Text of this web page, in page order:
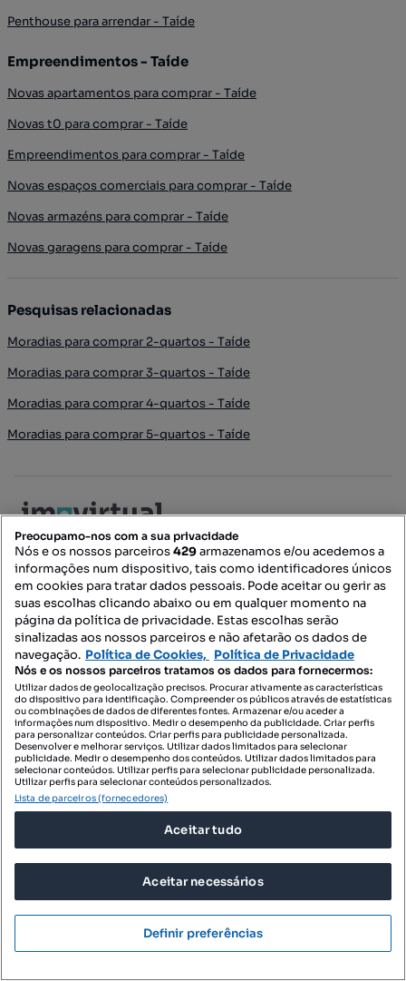
Penthouse para arrendar - Taíde
Empreendimentos - Taíde
Novas apartamentos para comprar - Taíde
Novas t0 para comprar - Taíde
Empreendimentos para comprar - Taíde
Novas espaços comerciais para comprar - Taíde
Novas armazéns para comprar - Taíde
Novas garagens para comprar - Taíde
Pesquisas relacionadas
Moradias para comprar 2-quartos - Taíde
Moradias para comprar 3-quartos - Taíde
Moradias para comprar 4-quartos - Taíde
Moradias para comprar 5-quartos - Taíde
Sobre o Imovirtual
Para Profissionais
Notícias
PORTAIS
Mapa do Site
Contacte-nos
SIGA-NOS:
Preocupamo-nos com a sua privacidade
Nós e os nossos parceiros429armazenamos e/ou acedemos a
informações num dispositivo, tais como identificadores únicos
em cookies para tratar dados pessoais. Pode aceitar ou gerir as
suas escolhas clicando abaixo ou em qualquer momento na
página da política de privacidade. Estas escolhas serão
sinalizadas aos nossos parceiros e não afetarão os dados de
navegação. Política de Cookies, Política de Privacidade
Nós e os nossos parceiros tratamos os dados para fornecermos:
Utilizar dados de geolocalização precisos. Procurar ativamente as características
do dispositivo para identificação. Compreender os públicos através de estatísticas
ou combinações de dados de diferentes fontes. Armazenar e/ou aceder a
informações num dispositivo. Medir o desempenho da publicidade. Criar perfis
para personalizar conteúdos. Criar perfis para publicidade personalizada.
Desenvolver e melhorar serviços. Utilizar dados limitados para selecionar
publicidade. Medir o desempenho dos conteúdos. Utilizar dados limitados para
selecionar conteúdos. Utilizar perfis para selecionar publicidade personalizada.
Utilizar perfis para selecionar conteúdos personalizados.
Lista de parceiros (fornecedores)
Aceitar tudo
Aceitar necessários
Definir preferências